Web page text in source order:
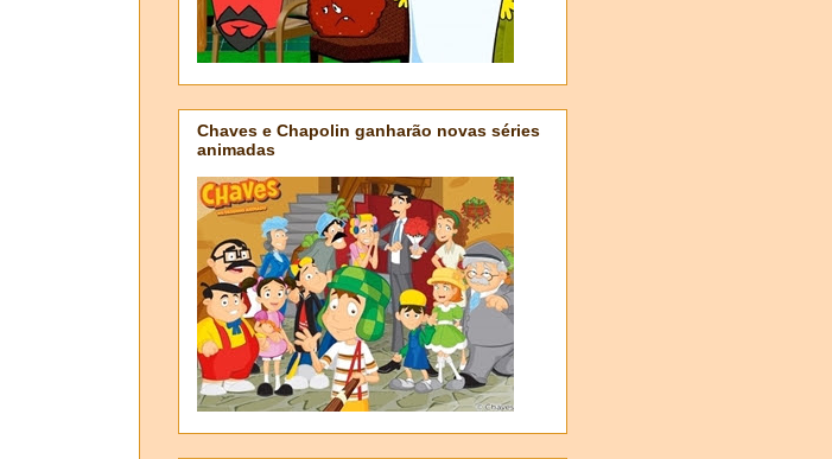
Chaves e Chapolin ganharão novas séries
animadas